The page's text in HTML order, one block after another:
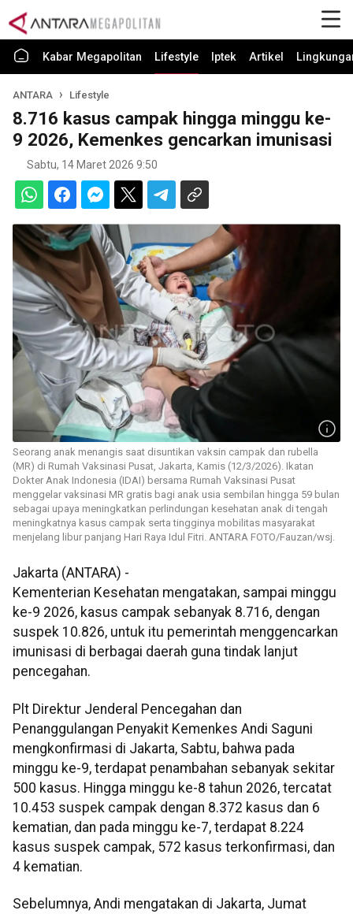
Kabar Megapolitan Lifestyle Iptek Artikel
ANTARA Lifestyle
8.716 kasus campak hingga minggu ke-
9 2026, Kemenkes gencarkan imunisasi
Sabtu, 14 Maret 2026 9:50
Seorang anak menangis saat disuntikan vaksin campak dan rubella
(MR) di Rumah Vaksinasi Pusat, Jakarta, Kamis (12/3/2026). Ikatan
Dokter Anak Indonesia (IDAI) bersama Rumah Vaksinasi Pusat
menggelar vaksinasi MR gratis bagi anak usia sembilan hingga 59 bulan
sebagai upaya meningkatkan perlindungan kesehatan anak di tengah
meningkatnya kasus campak serta tingginya mobilitas masyarakat
menjelang libur panjang Hari Raya Idul Fitri. ANTARA FOTO/Fauzan/wsj.
Jakarta (ANTARA) -
Kementerian Kesehatan mengatakan, sampai minggu
ke-9 2026, kasus campak sebanyak 8.716, dengan
suspek 10.826, untuk itu pemerintah menggencarkan
imunisasi di berbagai daerah guna tindak lanjut
pencegahan.
Plt Direktur Jenderal Pencegahan dan
Penanggulangan Penyakit Kemenkes Andi Saguni
mengkonfirmasi di Jakarta, Sabtu, bahwa pada
minggu ke-9, terdapat penambahan sebanyak sekitar
500 kasus. Hingga minggu ke-8 tahun 2026, tercatat
10.453 suspek campak dengan 8.372 kasus dan 6
kematian, dan pada minggu ke-7, terdapat 8.224
kasus suspek campak, 572 kasus terkonfirmasi, dan
4 kematian.
Sebelumnya, Andi mengatakan di Jakarta, Jumat